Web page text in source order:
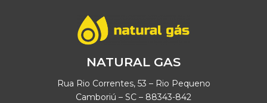
NATURAL GAS
Rua Rio Correntes, 53 – Rio Pequeno
Camboriú – SC – 88343-842